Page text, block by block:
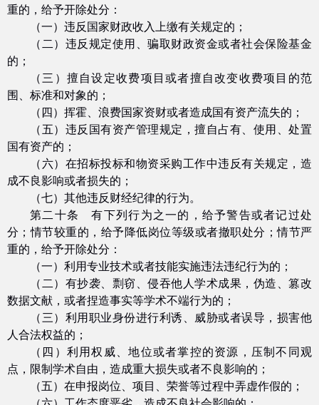
重的，给予开除处分：
（一）违反国家财政收入上缴有关规定的；
（二）违反规定使用、骗取财政资金或者社会保险基金
的；
（三）擅自设定收费项目或者擅自改变收费项目的范
围、标准和对象的；
（四）挥霍、浪费国家资财或者造成国有资产流失的；
（五）违反国有资产管理规定，擅自占有、使用、处置
国有资产的；
（六）在招标投标和物资采购工作中违反有关规定，造
成不良影响或者损失的；
（七）其他违反财经纪律的行为。
第二十条 有下列行为之一的，给予警告或者记过处
分；情节较重的，给予降低岗位等级或者撤职处分；情节严
重的，给予开除处分：
（一）利用专业技术或者技能实施违法违纪行为的；
（二）有抄袭、剽窃、侵吞他人学术成果，伪造、篡改
数据文献，或者捏造事实等学术不端行为的；
（三）利用职业身份进行利诱、威胁或者误导，损害他
人合法权益的；
（四）利用权威、地位或者掌控的资源，压制不同观
点，限制学术自由，造成重大损失或者不良影响的；
（五）在申报岗位、项目、荣誉等过程中弄虚作假的；